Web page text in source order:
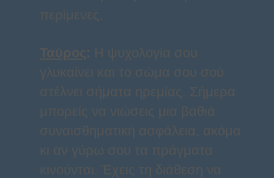
περίμενες.
Ταύρος: Η ψυχολογία σου
γλυκαίνει και το σώμα σου σού
στέλνει σήματα ηρεμίας. Σήμερα
μπορείς να νιώσεις μια βαθιά
συναισθηματική ασφάλεια, ακόμα
κι αν γύρω σου τα πράγματα
κινούνται. Έχεις τη διάθεση να